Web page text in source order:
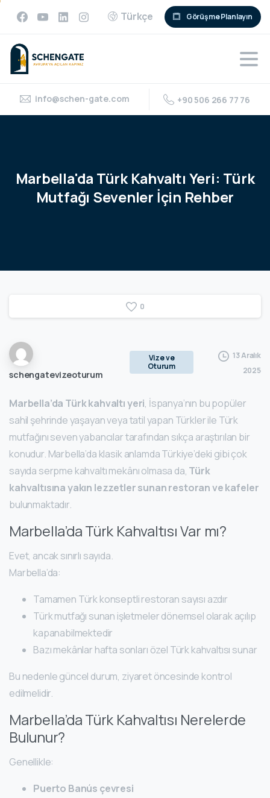
Türkçe Görüşme Planlayın
info@schen-gate.com +90 506 266 77 76
Marbella'da Türk Kahvaltı Yeri: Türk
Mutfağı Sevenler İçin Rehber
0
schengatevizeoturum
Vize ve
Oturum
13 Aralık
2025
Marbella’da Türk kahvaltı yeri, İspanya’nın bu popüler
sahil şehrinde yaşayan veya tatil yapan Türkler ile Türk
mutfağını seven yabancılar tarafından sıkça araştırılan bir
konudur. Marbella’da klasik anlamda Türkiye’deki gibi çok
sayıda serpme kahvaltı mekânı olmasa da, Türk
kahvaltısına yakın lezzetler sunan restoran ve kafeler
bulunmaktadır.
Marbella’da Türk Kahvaltısı Var mı?
Evet, ancak sınırlı sayıda.
Marbella’da:
Tamamen Türk konseptli restoran sayısı azdır
Türk mutfağı sunan işletmeler dönemsel olarak açılıp
kapanabilmektedir
Bazı mekânlar hafta sonları özel Türk kahvaltısı sunar
Bu nedenle güncel durum, ziyaret öncesinde kontrol
edilmelidir.
Marbella’da Türk Kahvaltısı Nerelerde
Bulunur?
Genellikle:
Puerto Banús çevresi